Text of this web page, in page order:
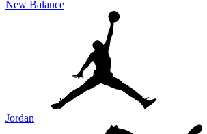
New Balance
Jordan